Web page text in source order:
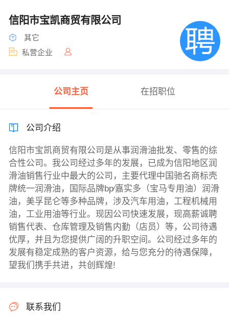
信阳市宝凯商贸有限公司
其它
私营企业
公司主页 在招职位
公司介绍
信阳市宝凯商贸有限公司是从事润滑油批发、零售的综
合性公司。我公司经过多年的发展，已成为信阳地区润
滑油销售行业中最大的公司，主要代理中国驰名商标壳
牌统一润滑油，国际品牌bp∕嘉实多（宝马专用油）润滑
油，美孚昆仑等多种品牌，涉及汽车用油，工程机械用
油，工业用油等行业。现因公司快速发展，现高薪诚聘
销售代表、仓库管理及销售内勤（店员）等，公司待遇
优厚，并且为您提供广阔的升职空间。公司经过多年的
发展有稳定成熟的客户资源，给与您充分的待遇保障，
望我们携手共进，共创辉煌!
联系我们